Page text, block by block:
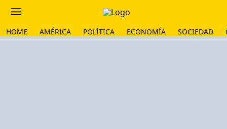
HOME AMÉRICA POLÍTICA ECONOMÍA SOCIEDAD